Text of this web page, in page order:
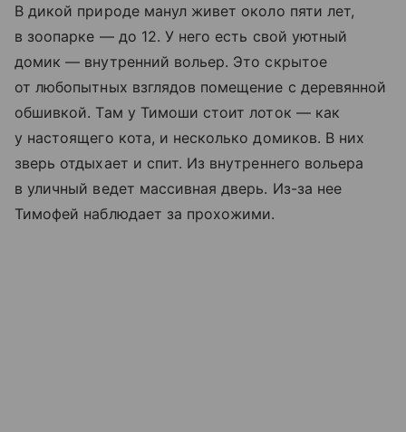
В дикой природе манул живет около пяти лет,
в зоопарке — до 12. У него есть свой уютный
домик — внутренний вольер. Это скрытое
от любопытных взглядов помещение с деревянной
обшивкой. Там у Тимоши стоит лоток — как
у настоящего кота, и несколько домиков. В них
зверь отдыхает и спит. Из внутреннего вольера
в уличный ведет массивная дверь. Из-за нее
Тимофей наблюдает за прохожими.